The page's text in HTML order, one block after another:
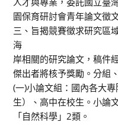
園保育研討會青年論文徵
三、旨揭競賽徵求研究區
海
岸相關的研究論文，稿件
傑出者將核予獎勵。分組
(一)小論文組：國內各大
生）、高中在校生。小論
「自然科學」2類。